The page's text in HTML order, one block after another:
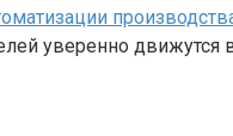
уверенно движутся